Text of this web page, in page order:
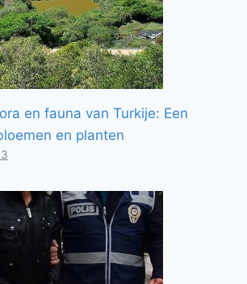
en fauna van Turkije: Een
en planten